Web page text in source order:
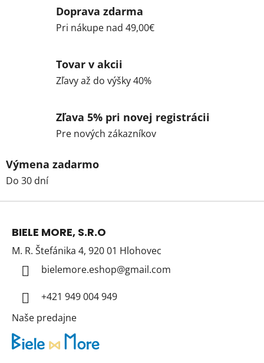
Doprava zdarma
Pri nákupe nad 49,00€
Tovar v akcii
Zľavy až do výšky 40%
Zľava 5% pri novej registrácii
Pre nových zákazníkov
Výmena zadarmo
Do 30 dní
Z
BIELE MORE, S.R.O
M. R. Štefánika 4, 920 01 Hlohovec
bielemore.eshop@gmail.com
+421 949 004 949
Naše predajne